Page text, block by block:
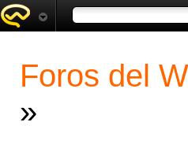
Foros del
»